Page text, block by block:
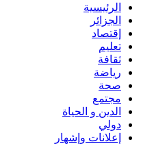
الرئيسية
الجزائر
إقتصاد
تعليم
ثقافة
رياضة
صحة
مجتمع
الدين و الحياة
دولي
إعلانات وإشهار